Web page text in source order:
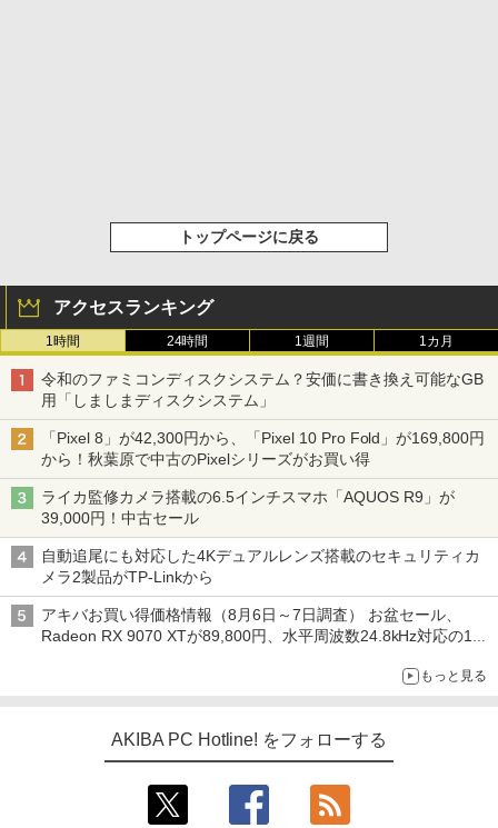
トップページに戻る
アクセスランキング
1時間 24時間 1週間 1カ月
令和のファミコンディスクシステム？安価に書き換え可能なGB
用「しましまディスクシステム」
「Pixel 8」が42,300円から、「Pixel 10 Pro Fold」が169,800円
から！秋葉原で中古のPixelシリーズがお買い得
ライカ監修カメラ搭載の6.5インチスマホ「AQUOS R9」が
39,000円！中古セール
自動追尾にも対応した4Kデュアルレンズ搭載のセキュリティカ
メラ2製品がTP-Linkから
アキバお買い得価格情報（8月6日～7日調査） お盆セール、
Radeon RX 9070 XTが89,800円、水平周波数24.8kHz対応の17
もっと見る
AKIBA PC Hotline! をフォローする